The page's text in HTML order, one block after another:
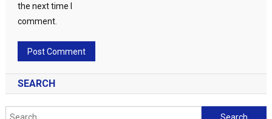
the next time I
comment.
SEARCH
Search